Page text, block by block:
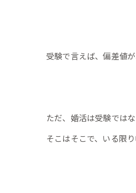
受験で言えば、偏差値
ただ、婚活は受験では
そこはそこで、いる限